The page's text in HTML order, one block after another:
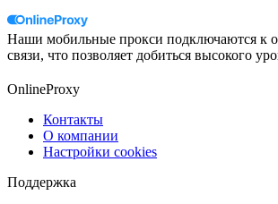
Наши мобильные прокси подключаются к
связи, что позволяет добиться высокого
OnlineProxy
Контакты
О компании
Настройки cookies
Поддержка